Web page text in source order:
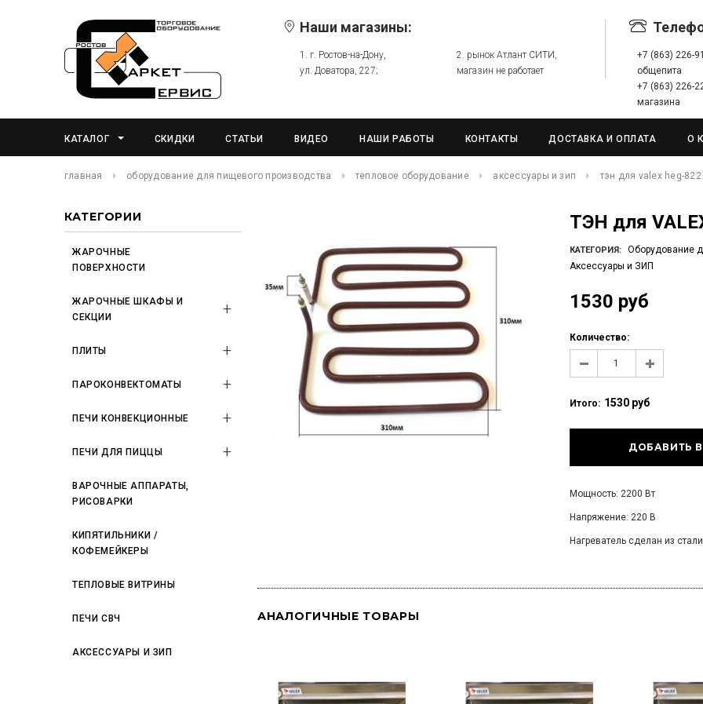
Наши магазины:
1. г. Ростов-на-Дону,
ул. Доватора, 227;
2. рынок Атлант СИТИ,
магазин не работает
+7 (863) 226-
общепита
+7 (863) 226-
магазина
КАТАЛОГ СКИДКИ СТАТЬИ ВИДЕО НАШИ РАБОТЫ КОНТАКТЫ ДОСТАВКА И ОПЛАТА О
главная оборудование для пищевого производства тепловое оборудование аксессуары и зип тэн для valex heg-822
КАТЕГОРИИ
ЖАРОЧНЫЕ
ПОВЕРХНОСТИ
ЖАРОЧНЫЕ ШКАФЫ И
СЕКЦИИ
ПЛИТЫ
ПАРОКОНВЕКТОМАТЫ
ПЕЧИ КОНВЕКЦИОННЫЕ
ПЕЧИ ДЛЯ ПИЦЦЫ
ВАРОЧНЫЕ АППАРАТЫ,
РИСОВАРКИ
КИПЯТИЛЬНИКИ /
КОФЕМЕЙКЕРЫ
ТЕПЛОВЫЕ ВИТРИНЫ
ПЕЧИ СВЧ
АКСЕССУАРЫ И ЗИП
ТЭН для
КАТЕГОРИЯ:
Оборудование
Аксессуары и ЗИП
1530 руб
Количество:
Итого: 1530 руб
Мощность: 2200 Вт
Напряжение: 220 В
Нагреватель сделан из
АНАЛОГИЧНЫЕ ТОВАРЫ